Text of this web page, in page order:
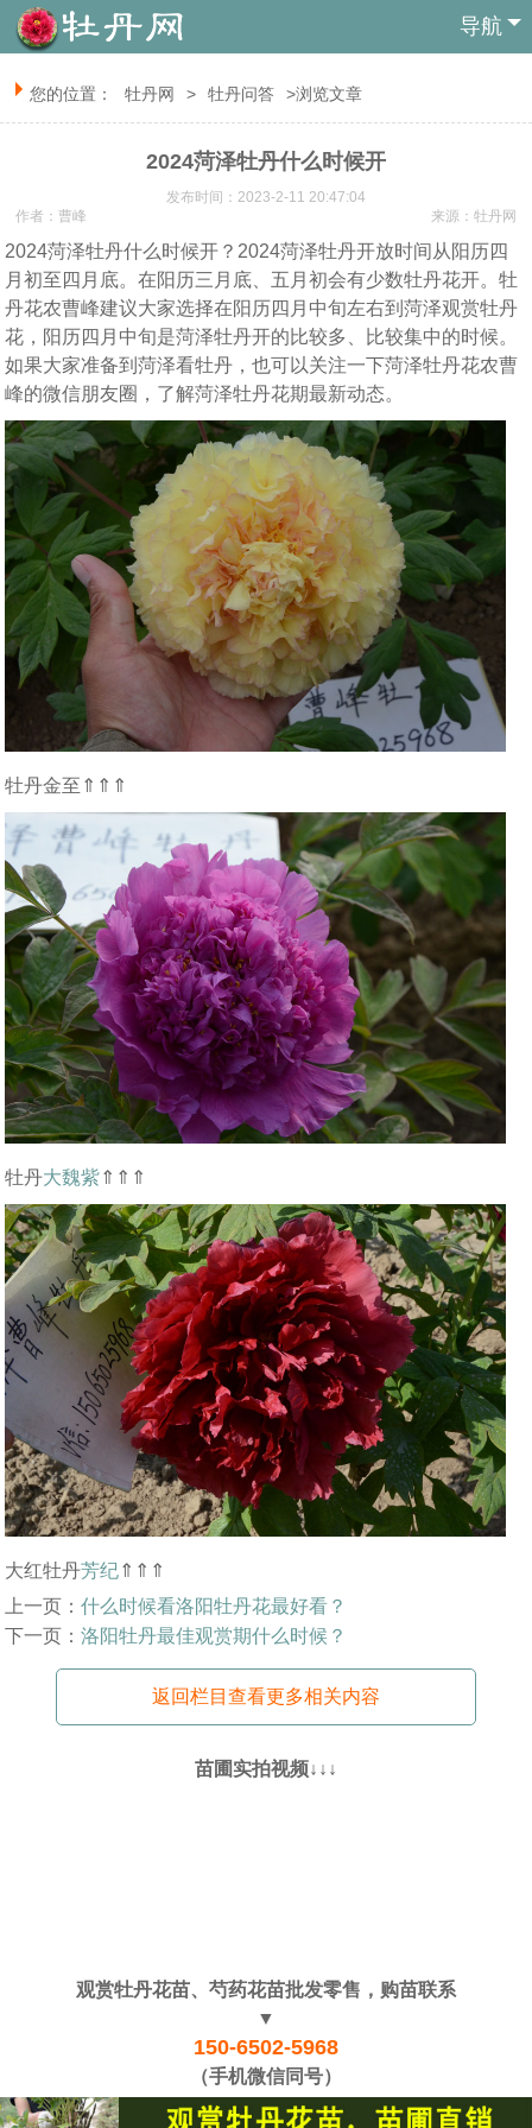
导航
您的位置： 牡丹网 > 牡丹问答 >浏览文章
2024菏泽牡丹什么时候开
发布时间：2023-2-11 20:47:04
来源： 牡丹网
作者：曹峰
2024菏泽牡丹什么时候开？2024菏泽牡丹开放时间从阳历四
月初至四月底。在阳历三月底、五月初会有少数牡丹花开。牡
丹花农曹峰建议大家选择在阳历四月中旬左右到菏泽观赏牡丹
花，阳历四月中旬是菏泽牡丹开的比较多、比较集中的时候。
如果大家准备到菏泽看牡丹，也可以关注一下菏泽牡丹花农曹
峰的微信朋友圈，了解菏泽牡丹花期最新动态。
牡丹金至⇑⇑⇑
牡丹大魏紫⇑⇑⇑
大红牡丹芳纪⇑⇑⇑
上一页：什么时候看洛阳牡丹花最好看？
下一页：洛阳牡丹最佳观赏期什么时候？
返回栏目查看更多相关内容
苗圃实拍视频↓↓↓
观赏牡丹花苗、芍药花苗批发零售，购苗联系
▼
150-6502-5968
（手机微信同号）